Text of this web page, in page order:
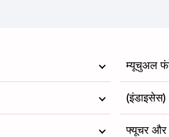
म्यूचुअल
(इंडाइसेस)
फ्यूचर